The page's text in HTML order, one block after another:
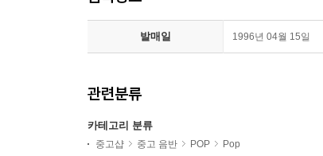
발매일 1996년 04월 15일
관련분류
카테고리 분류
중고샵 중고 음반 POP Pop